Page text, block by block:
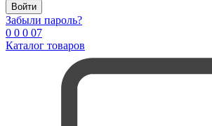
Войти
Забыли пароль?
0 0 0 07
Каталог товаров